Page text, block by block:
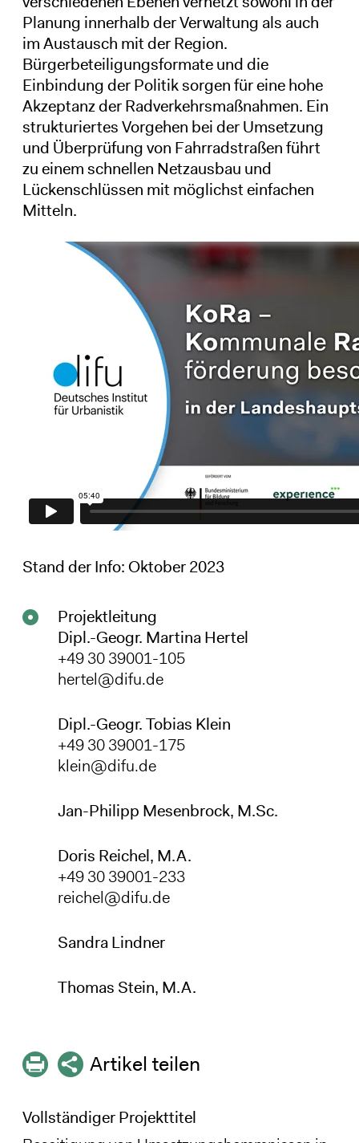
Planung innerhalb der Verwaltung als auch
im Austausch mit der Region.
Bürgerbeteiligungsformate und die
Einbindung der Politik sorgen für eine hohe
Akzeptanz der Radverkehrsmaßnahmen. Ein
strukturiertes Vorgehen bei der Umsetzung
und Überprüfung von Fahrradstraßen führt
zu einem schnellen Netzausbau und
Lückenschlüssen mit möglichst einfachen
Mitteln.
Stand der Info: Oktober 2023
Projektleitung
Dipl.-Geogr. Martina Hertel
+49 30 39001-105
hertel@difu.de
Dipl.-Geogr. Tobias Klein
+49 30 39001-175
klein@difu.de
Jan-Philipp Mesenbrock, M.Sc.
Doris Reichel, M.A.
+49 30 39001-233
reichel@difu.de
Sandra Lindner
Thomas Stein, M.A.
Artikel teilen
Vollständiger Projekttitel